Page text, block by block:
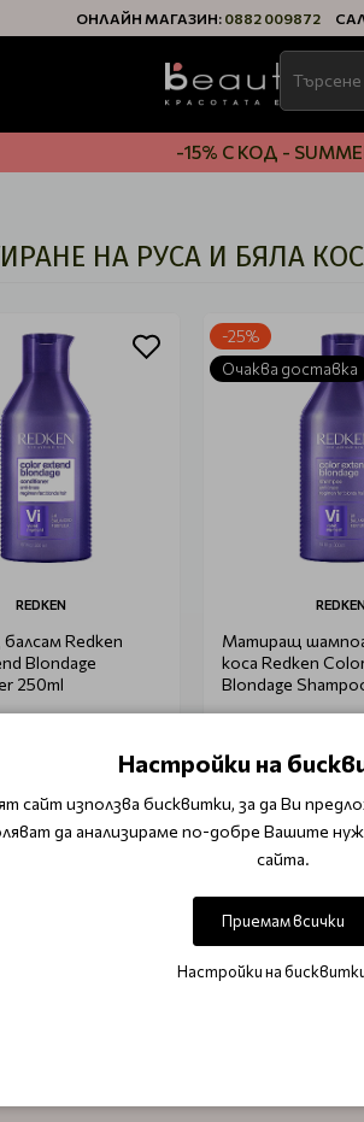
ОНЛАЙН МАГАЗИН: 0882 009872
-15% С КОД -
НА РУСА И БЯЛА КОСА
REDKEN
Redken
Blondage
250ml
лв.)
лв.)
в количката
-25%
Очаква доставка
REDKEN
Матиращ
коса Redken
Blondage
€ 25.56 (50.00 лв.)
Уведоми ме
Настройки на
сайт използва бисквитки, за да Ви
да анализираме по-добре Вашите
сайта.
Приемам всички
Настройки на